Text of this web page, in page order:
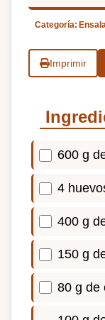
Categoría:
Imprimir
600 g
4
400 g
150 g
80 g de